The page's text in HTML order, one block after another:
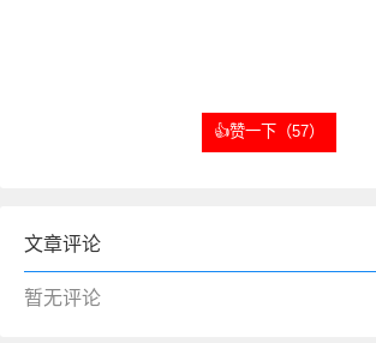
👍赞一下（57）
文章评论
暂无评论